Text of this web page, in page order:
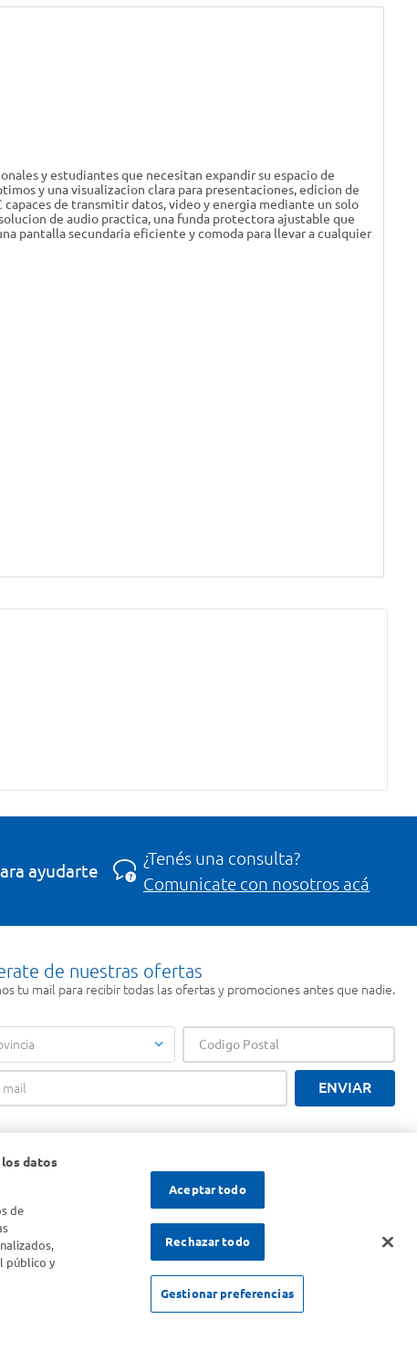
y estudiantes que necesitan expandir su espacio de
y una visualizacion clara para presentaciones, edicion de
de transmitir datos, video y energia mediante un solo
de audio practica, una funda protectora ajustable que
pantalla secundaria eficiente y comoda para llevar a cualquier
ayudarte
¿Tenés una consulta?
Comunicate con nosotros acá
de nuestras ofertas
tu mail para recibir todas las ofertas y promociones antes que nadie.
ENVIAR
datos
de
público y
Aceptar todo
Rechazar todo
Gestionar preferencias